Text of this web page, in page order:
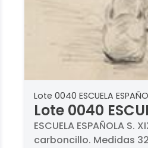
Lote 0040 ESCUELA
Lote 0040
S. XIX - Gallega
ESCUELA ESPAÑOLA S.
carboncillo. Medidas